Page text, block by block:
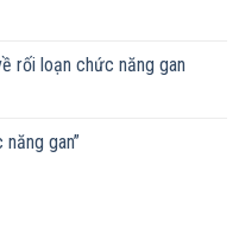
rối loạn chức năng gan
gan”